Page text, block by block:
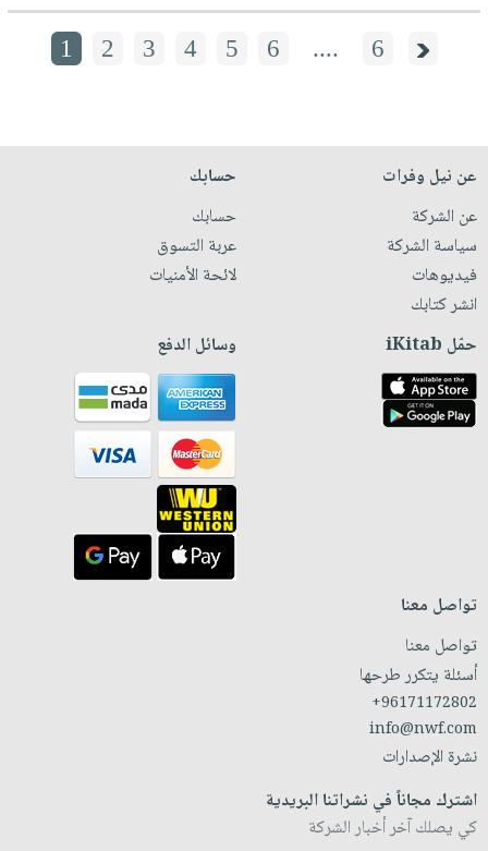
1 2 3 4 5 6 .... 6
عن نيل وفرات
عن الشركة
سياسة الشركة
فيديوهات
انشر كتابك
حسابك
حسابك
عربة التسوق
لائحة الأمنيات
حمّل iKitab وسائل الدفع
تواصل معنا
تواصل معنا
أسئلة يتكرر طرحها
+96171172802
info@nwf.com
نشرة الإصدارات
اشترك مجاناً في نشراتنا البريدية
كي يصلك آخر أخبار الشركة